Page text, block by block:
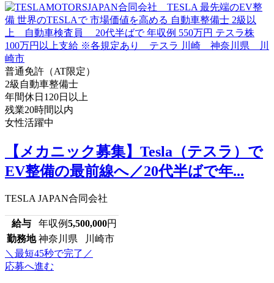
普通免許（AT限定）
2級自動車整備士
年間休日120日以上
残業20時間以内
女性活躍中
【メカニック募集】Tesla（テスラ）で
EV整備の最前線へ／20代半ばで年...
TESLA JAPAN合同会社
給与 年収例5,500,000円
勤務地 神奈川県 川崎市
＼最短45秒で完了／
応募へ進む